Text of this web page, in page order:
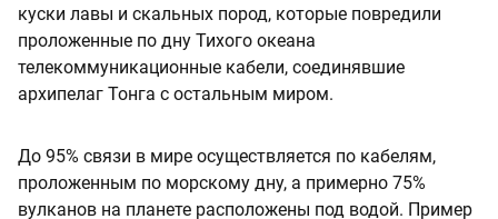
куски лавы и скальных пород, которые повредили
проложенные по дну Тихого океана
телекоммуникационные кабели, соединявшие
архипелаг Тонга с остальным миром.
До 95% связи в мире осуществляется по кабелям,
проложенным по морскому дну, а примерно 75%
вулканов на планете расположены под водой. Пример